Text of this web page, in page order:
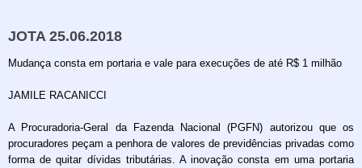
JOTA 25.06.2018
Mudança consta em portaria e vale para execuções de até R$ 1 milhão
JAMILE RACANICCI
A Procuradoria-Geral da Fazenda Nacional (PGFN) autorizou que os
procuradores peçam a penhora de valores de previdências privadas como
forma de quitar dívidas tributárias. A inovação consta em uma portaria